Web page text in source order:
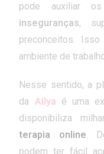
pode auxiliar
inseguranças,
preconceitos.
ambiente de
Nesse sentido, a
da Allya é uma
disponibiliza
terapia online.
podem ter fácil